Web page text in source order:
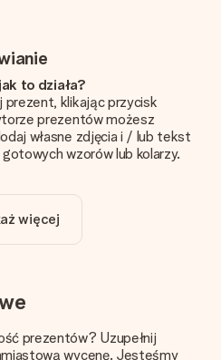
to działa?
klikając przycisk
prezentów możesz
własne zdjęcia i / lub tekst
wzorów lub kolarzy.
obejmuje personalizację
lub tekstów nie wpływa na
w pełni zadowolony ze
pewności co do jakości zdjęcia,
więcej
prezentów? Uzupełnij
wycenę. Jesteśmy